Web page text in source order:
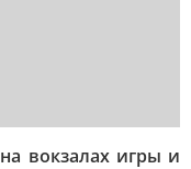
вокзалах игры и